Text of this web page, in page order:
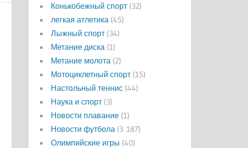
Конькобежный спорт (32)
легкая атлетика (45)
Лыжный спорт (34)
Метание диска (1)
Метание молота (2)
Мотоциклетный спорт (15)
Настольный теннис (44)
Наука и спорт (3)
Новости плавание (1)
Новости футбола (3 187)
Олимпийские игры (40)